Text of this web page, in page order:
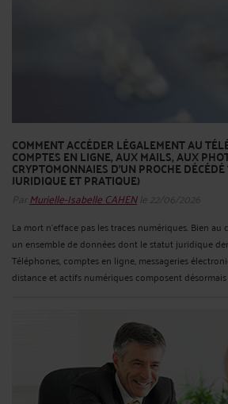
COMMENT ACCÉDER LÉGALEMENT AU
COMPTES EN LIGNE, AUX MAILS, AUX
CRYPTOMONNAIES D’UN PROCHE
JURIDIQUE ET PRATIQUE)
Par Murielle-Isabelle CAHENle 22/06/2026
La mort n’efface pas les traces numériques. Bien
un ensemble de données dont le statut juridique
Téléphones, comptes en ligne, messageries
distance et actifs numériques composent désormais